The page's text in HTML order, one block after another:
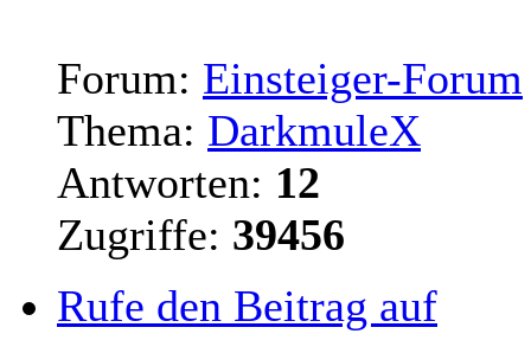
Forum: Einsteiger-Forum
Thema: DarkmuleX
Antworten: 12
Zugriffe: 39456
Rufe den Beitrag auf